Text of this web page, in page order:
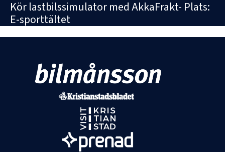
Kör lastbilssimulator med AkkaFrakt- Plats:
E-sporttältet